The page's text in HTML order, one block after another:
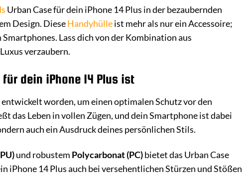
Urban Case für dein iPhone 14 Plus in der bezaubernden
Design. DieseHandyhülleist mehr als nur ein Accessoire;
Lass dich von der Kombination aus
verzaubern.
dein iPhone 14 Plus ist
worden, um einen optimalen Schutz vor den
das Leben in vollen Zügen, und dein Smartphone ist dabei
auch ein Ausdruck deines persönlichen Stils.
und robustem Polycarbonat (PC)bietet das Urban Case
iPhone 14 Plus auch bei versehentlichen Stürzen und Stößen